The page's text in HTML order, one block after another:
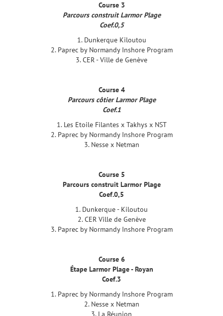
Course 3
Parcours construit Larmor Plage
Coef.0,5
1. Dunkerque Kiloutou
2. Paprec by Normandy Inshore Program
3. CER - Ville de Genève
Course 4
Parcours côtier Larmor Plage
Coef.1
1. Les Etoile Filantes x Takhys x NST
2. Paprec by Normandy Inshore Program
3. Nesse x Netman
Course 5
Parcours construit Larmor Plage
Coef.0,5
1. Dunkerque - Kiloutou
2. CER Ville de Genève
3. Paprec by Normandy Inshore Program
Course 6
Étape Larmor Plage - Royan
Coef.3
1. Paprec by Normandy Inshore Program
2. Nesse x Netman
3. La Réunion